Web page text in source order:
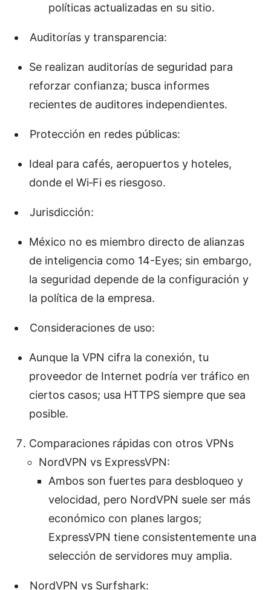
políticas actualizadas en su sitio.
Auditorías y transparencia:
Se realizan auditorías de seguridad para
reforzar confianza; busca informes
recientes de auditores independientes.
Protección en redes públicas:
Ideal para cafés, aeropuertos y hoteles,
donde el Wi‑Fi es riesgoso.
Jurisdicción:
México no es miembro directo de alianzas
de inteligencia como 14-Eyes; sin embargo,
la seguridad depende de la configuración y
la política de la empresa.
Consideraciones de uso:
Aunque la VPN cifra la conexión, tu
proveedor de Internet podría ver tráfico en
ciertos casos; usa HTTPS siempre que sea
posible.
Comparaciones rápidas con otros VPNs
NordVPN vs ExpressVPN:
Ambos son fuertes para desbloqueo y
velocidad, pero NordVPN suele ser más
económico con planes largos;
ExpressVPN tiene consistentemente una
selección de servidores muy amplia.
NordVPN vs Surfshark: